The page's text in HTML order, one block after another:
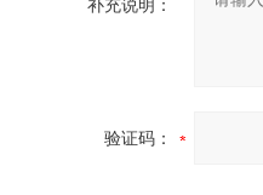
补充说明：
验证码：